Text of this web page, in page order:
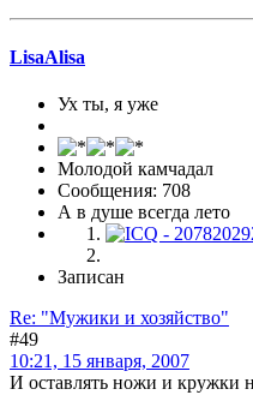
LisaAlisa
Ух ты, я уже
Молодой камчадал
Сообщения: 708
А в душе всегда лето
Записан
Re: "Мужики и хозяйство"
#49
10:21, 15 января, 2007
И оставлять ножи и кружки